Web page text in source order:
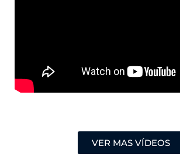
VER MAS VÍDEOS